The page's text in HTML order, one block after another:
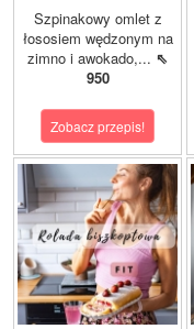
Szpinakowy omlet z
łososiem wędzonym na
zimno i awokado,... ⇖
950
Zobacz przepis!